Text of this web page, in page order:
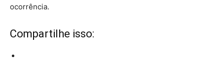
ocorrência.
Compartilhe isso: